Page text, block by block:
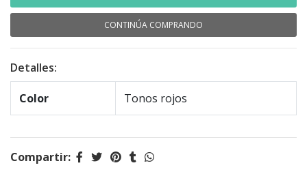
CONTINÚA COMPRANDO
Detalles:
Color Tonos rojos
Compartir: